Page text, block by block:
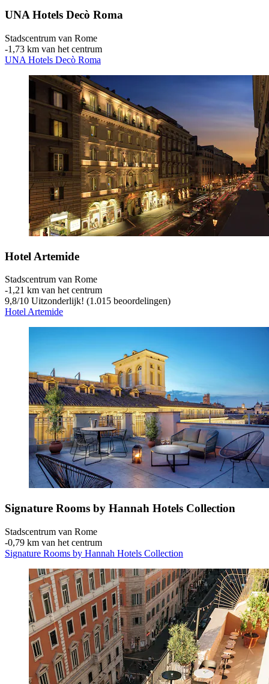
UNA Hotels Decò Roma
Stadscentrum van Rome
‐1,73 km van het centrum
UNA Hotels Decò Roma
Hotel Artemide
Stadscentrum van Rome
‐1,21 km van het centrum
9,8/10 Uitzonderlijk! (1.015 beoordelingen)
Hotel Artemide
Signature Rooms by Hannah Hotels Collection
Stadscentrum van Rome
‐0,79 km van het centrum
Signature Rooms by Hannah Hotels Collection